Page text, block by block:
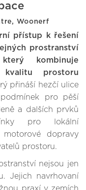
Woonerf
přístup k řešení
prostranství
kombinuje
kvalitu prostoru
přináší hezčí ulice
pro pěší
a dalších prvků
pro lokální
dopravy
prostoru.
nejsou jen
Jejich navrhovaní